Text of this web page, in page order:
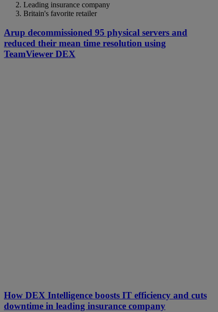
Leading insurance company
Britain's favorite retailer
Arup decommissioned 95 physical servers and
reduced their mean time resolution using
TeamViewer DEX
How DEX Intelligence boosts IT efficiency and cuts
downtime in leading insurance company